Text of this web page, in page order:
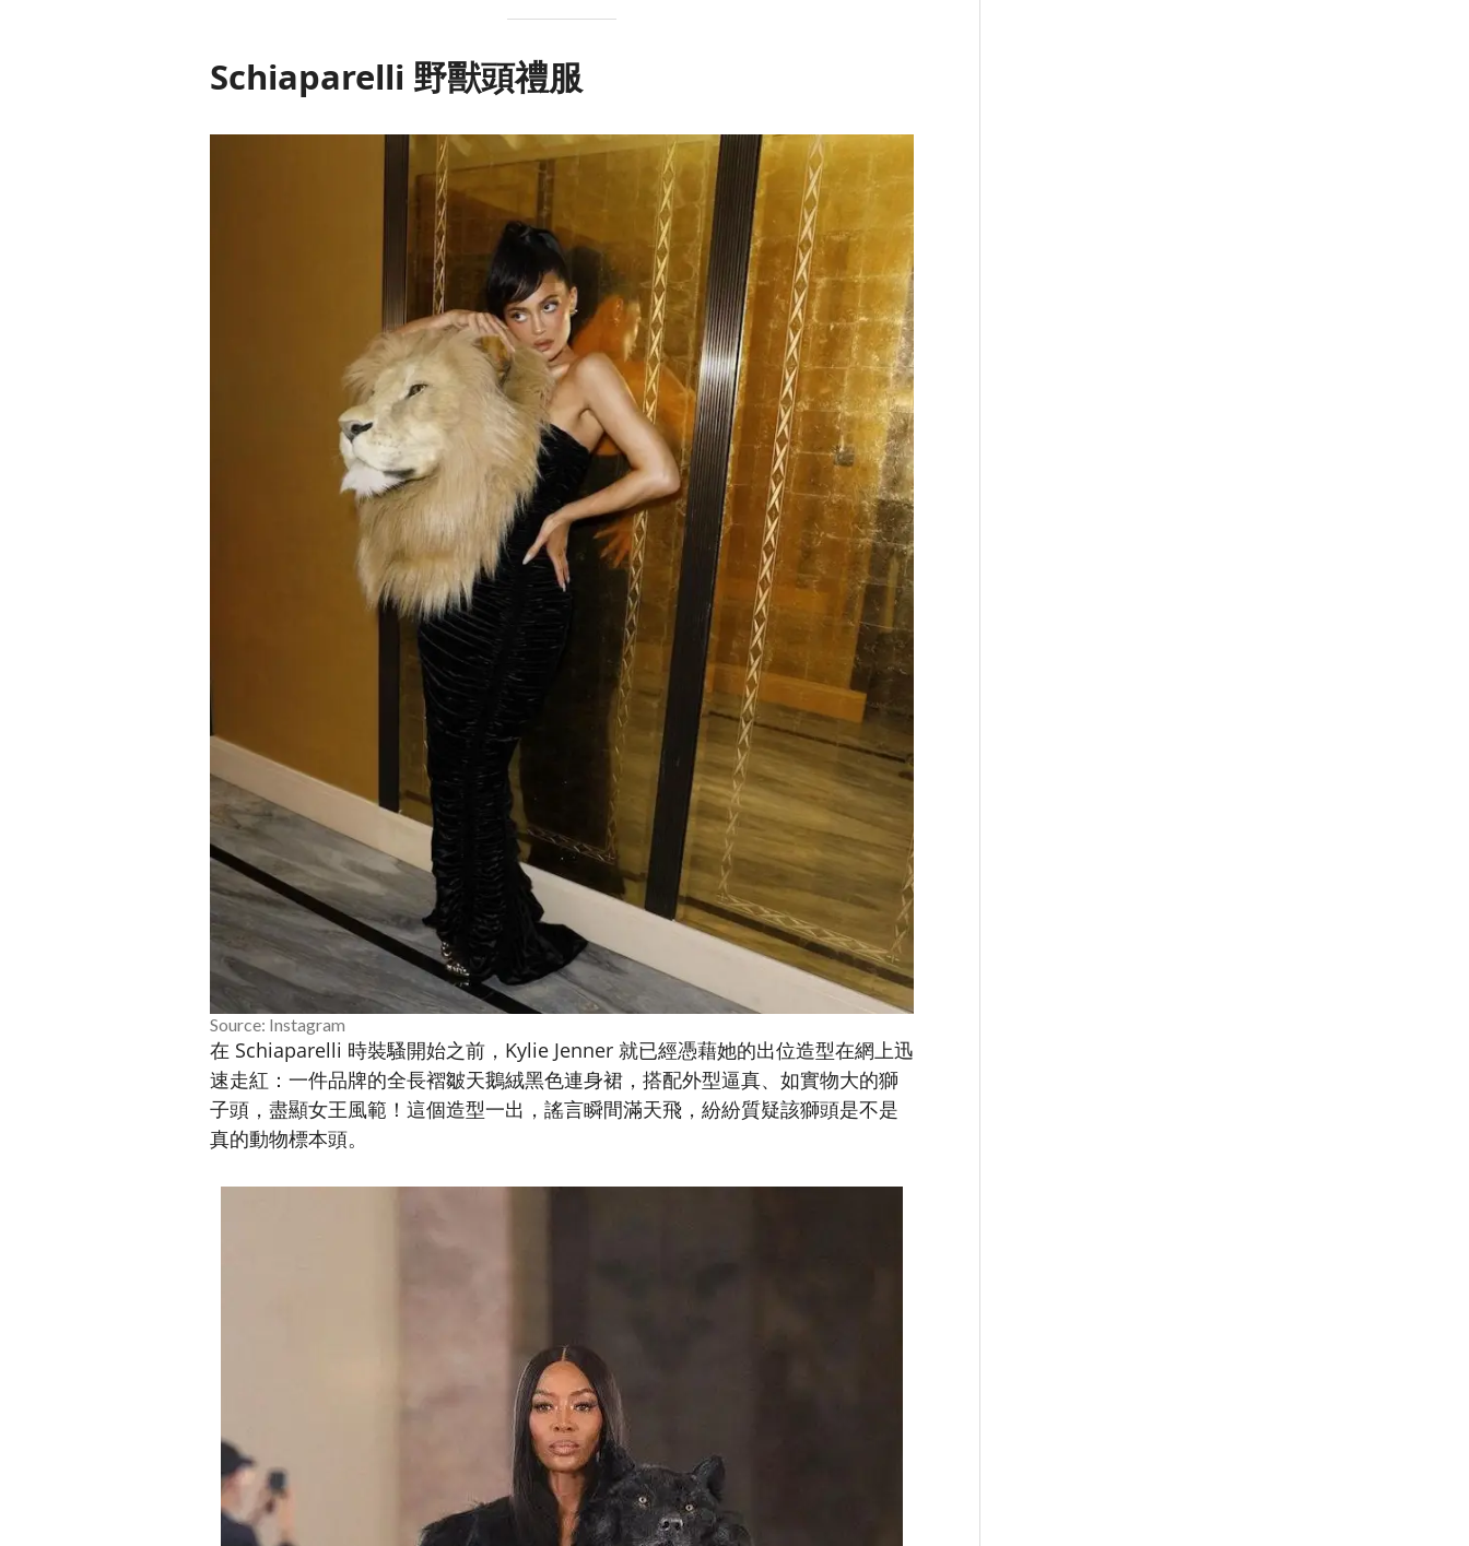
Schiaparelli 野獸頭禮服
Source: Instagram
在 Schiaparelli 時裝騷開始之前，Kylie Jenner 就已經憑藉她的出位造型在網上迅
速走紅：一件品牌的全長褶皺天鵝絨黑色連身裙，搭配外型逼真、如實物大的獅
子頭，盡顯女王風範！這個造型一出，謠言瞬間滿天飛，紛紛質疑該獅頭是不是
真的動物標本頭。